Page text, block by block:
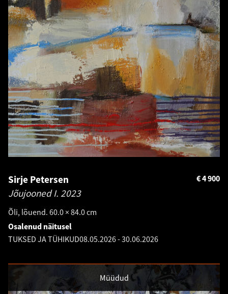
Sirje Petersen
Jõujooned I. 2023
Õli, lõuend. 60.0 × 84.0 cm
4 900
€
Osalenud näitusel
TUKSED JA TÜHIKUD08.05.2026-30.06.2026
Müüdud